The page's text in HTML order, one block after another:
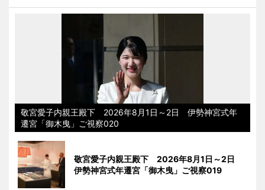
敬宮愛子内親王殿下 2026年8月1日～2日 伊勢神宮式年
遷宮「御木曳」ご視察020
敬宮愛子内親王殿下 2026年8月1日～2日
伊勢神宮式年遷宮「御木曳」ご視察019